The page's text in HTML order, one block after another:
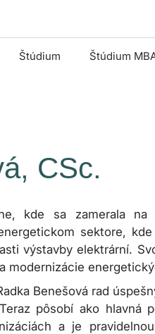
Štúdium Štúdium
CSc.
kde sa zamerala na
sektore,
výstavby elektrární.
modernizácie
Benešová rad
pôsobí ako hlavná
a je